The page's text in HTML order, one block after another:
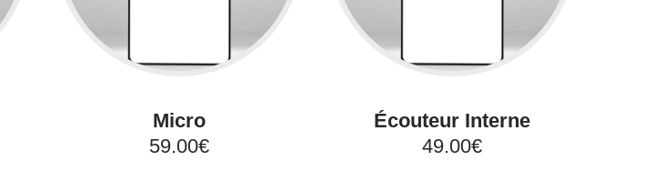
Micro
59.00€
Écouteur Interne
49.00€